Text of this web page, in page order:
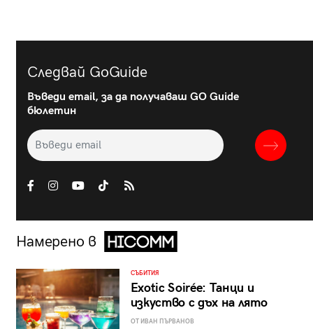
Следвай GoGuide
Въведи email, за да получаваш GO Guide
бюлетин
Намерено в
СЪБИТИЯ
Exotic Soirée: Танци и
изкуство с дъх на лято
ОТ ИВАН ПЪРВАНОВ